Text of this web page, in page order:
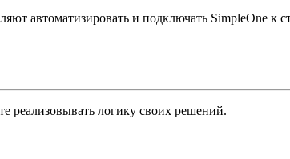
автоматизировать и подключать SimpleOne
реализовывать логику своих решений.